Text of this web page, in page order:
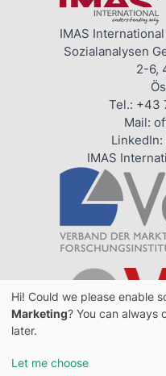
IMAS
Sozialanalysen
2-6,
Tel.: +43
Mail:
LinkedIn:
IMAS
Interviewer:in für
Hi! Could we please enable
Marketing? You can always
later.
Let me choose